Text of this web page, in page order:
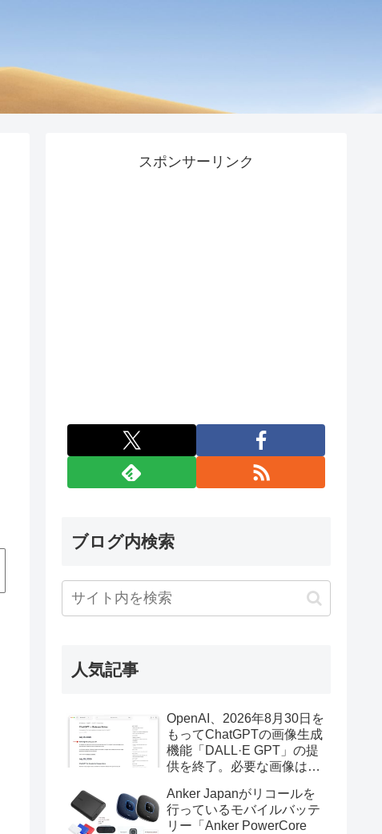
スポンサーリンク
ブログ内検索
人気記事
OpenAI、2026年8月30日を
もってChatGPTの画像生成
機能「DALL·E GPT」の提
供を終了。必要な画像は期
Anker Japanがリコールを
行っているモバイルバッテ
リー「Anker PowerCore